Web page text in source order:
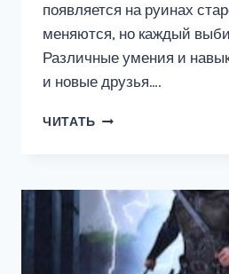
появляется на руинах
меняются, но каждый
Различные умения и
и новые друзья….
ЧИТАТЬ ЛЕШИЙ.